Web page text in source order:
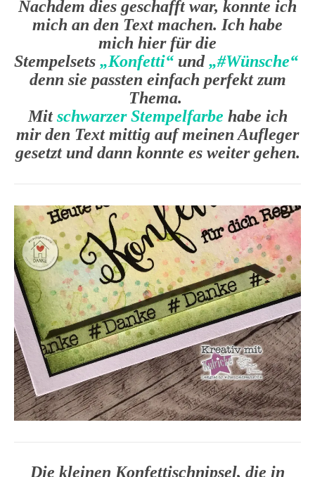
Nachdem dies geschafft war, konnte ich
mich an den Text machen. Ich habe
mich hier für die
Stempelsets „Konfetti“ und„#Wünsche“
denn sie passten einfach perfekt zum
Thema.
Mitschwarzer Stempelfarbe habe ich
mir den Text mittig auf meinen Aufleger
gesetzt und dann konnte es weiter gehen.
Die kleinen Konfettischnipsel, die in